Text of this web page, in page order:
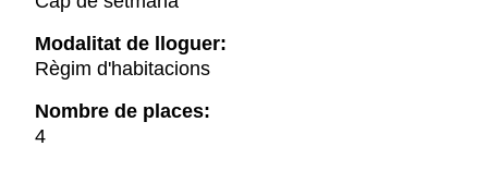
Modalitat de lloguer:
Règim d'habitacions
Nombre de places:
4